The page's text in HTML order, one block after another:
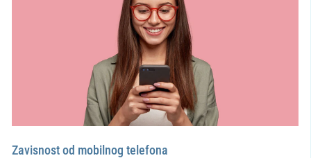
Zavisnost od mobilnog telefona